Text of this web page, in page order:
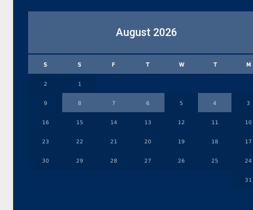
August 2026
M
T
W
T
F
S
S
1
2
3
4
5
6
7
8
9
10
11
12
13
14
15
16
17
18
19
20
21
22
23
24
25
26
27
28
29
30
31